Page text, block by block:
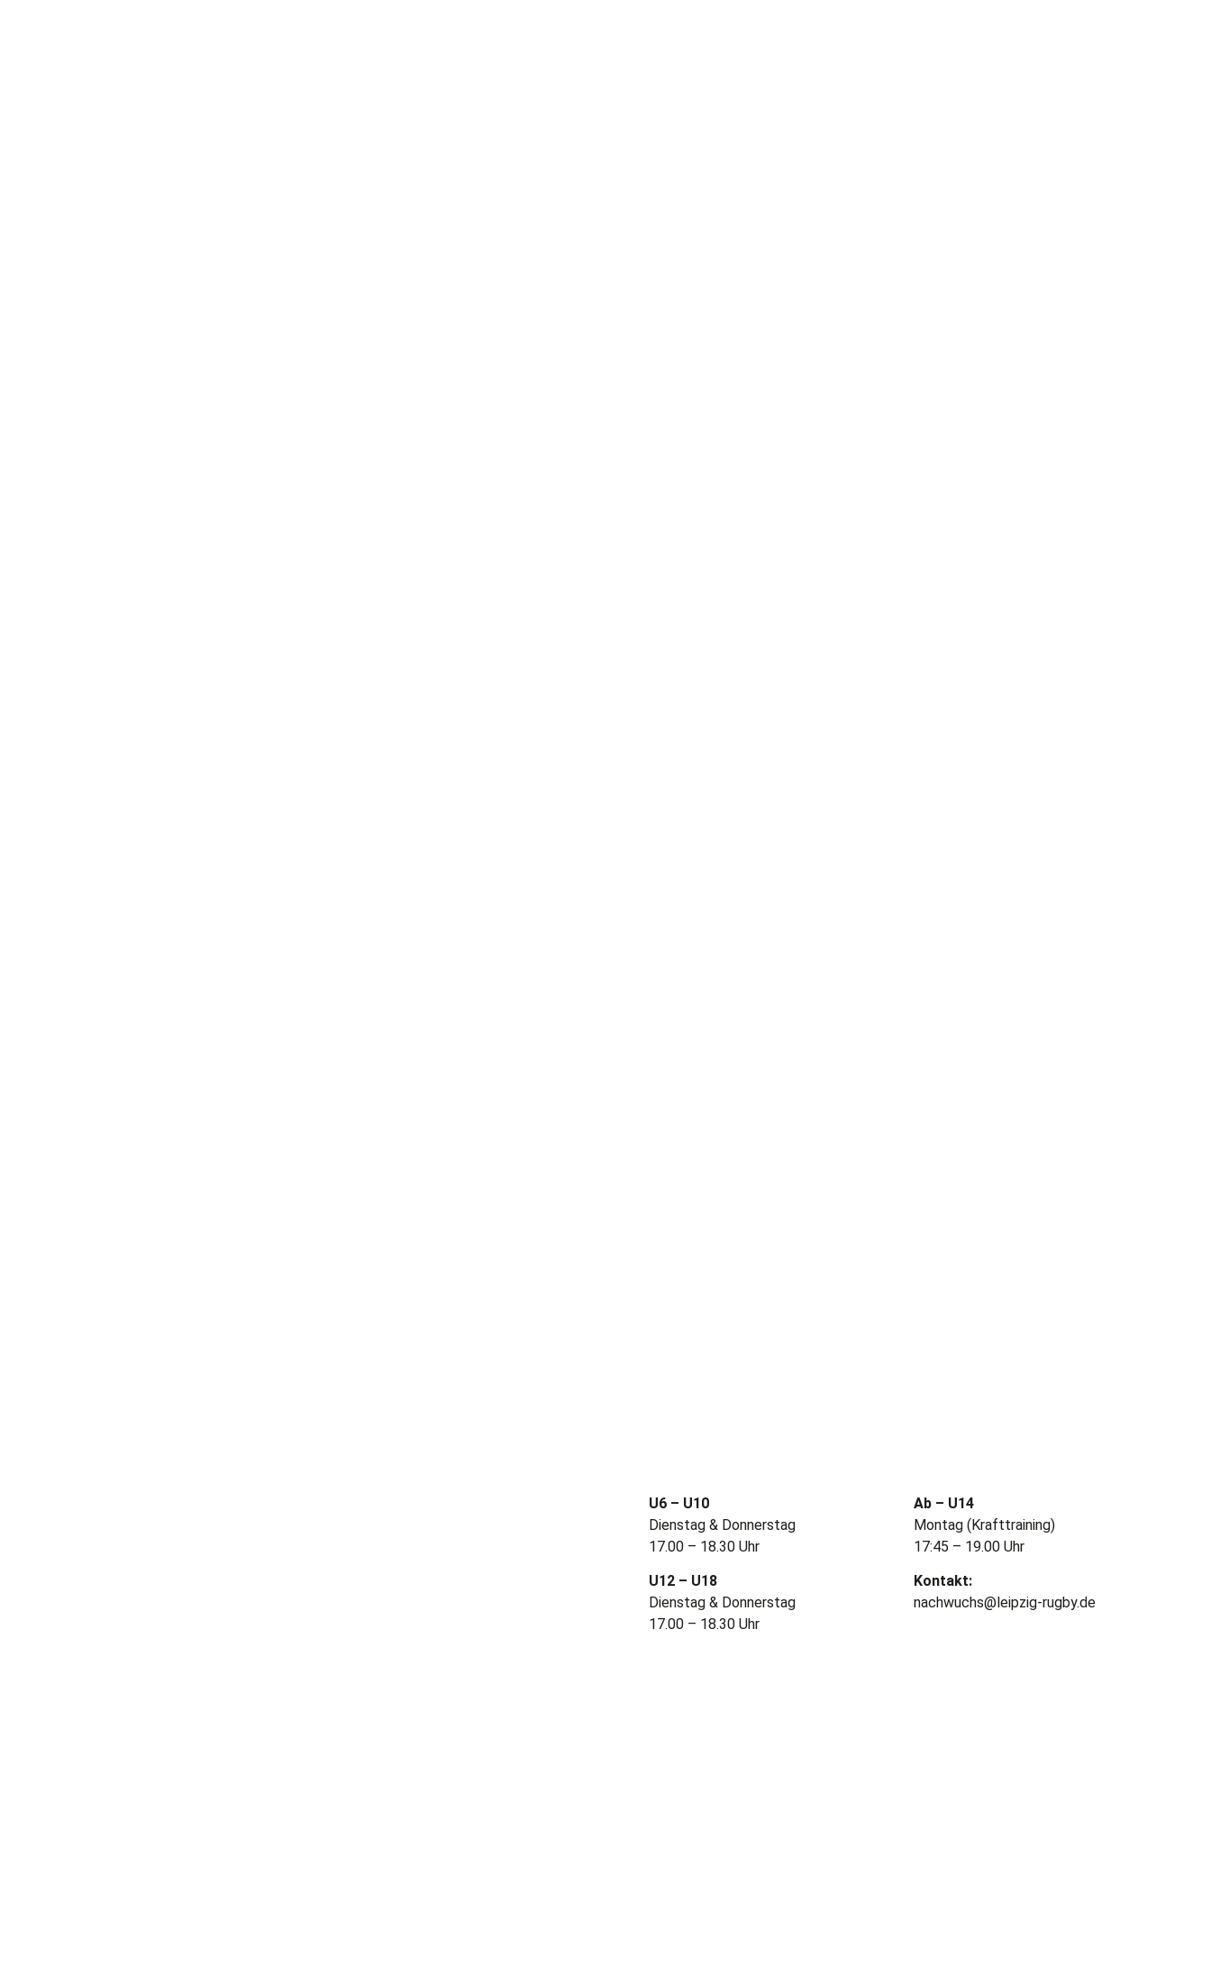
U6 – U10
Dienstag & Donnerstag
17.00 – 18.30 Uhr
U12 – U18
Dienstag & Donnerstag
17.00 – 18.30 Uhr
Ab – U14
Montag (Krafttraining)
17:45 – 19.00 Uhr
Kontakt:
nachwuchs@leipzig-rugby.de